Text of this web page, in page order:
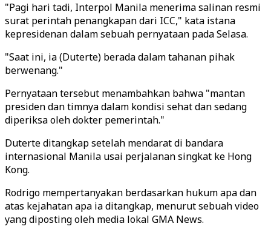
"Pagi hari tadi, Interpol Manila menerima salinan resmi
surat perintah penangkapan dari ICC," kata istana
kepresidenan dalam sebuah pernyataan pada Selasa.
"Saat ini, ia (Duterte) berada dalam tahanan pihak
berwenang."
Pernyataan tersebut menambahkan bahwa "mantan
presiden dan timnya dalam kondisi sehat dan sedang
diperiksa oleh dokter pemerintah."
Duterte ditangkap setelah mendarat di bandara
internasional Manila usai perjalanan singkat ke Hong
Kong.
Rodrigo mempertanyakan berdasarkan hukum apa dan
atas kejahatan apa ia ditangkap, menurut sebuah video
yang diposting oleh media lokal GMA News.